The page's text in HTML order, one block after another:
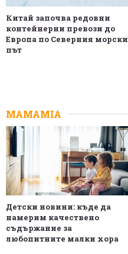
Китай започва редовни
контейнерни превози до
Европа по Северния морски
път
MAMAMIA
Детски новини: къде да
намерим качествено
съдържание за
любопитните малки хора